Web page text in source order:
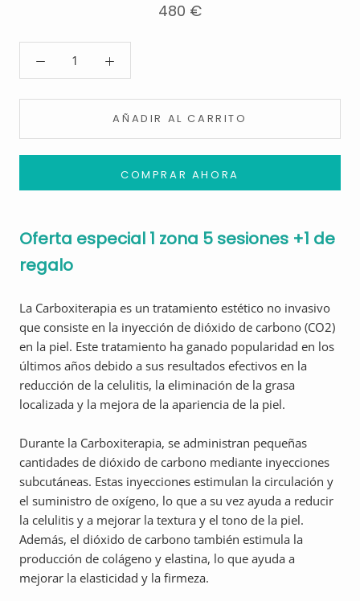
480 €
AÑADIR AL CARRITO
COMPRAR AHORA
Oferta especial 1 zona 5 sesiones +1 de
regalo
La Carboxiterapia es un tratamiento estético no invasivo
que consiste en la inyección de dióxido de carbono (CO2)
en la piel. Este tratamiento ha ganado popularidad en los
últimos años debido a sus resultados efectivos en la
reducción de la celulitis, la eliminación de la grasa
localizada y la mejora de la apariencia de la piel.
Durante la Carboxiterapia, se administran pequeñas
cantidades de dióxido de carbono mediante inyecciones
subcutáneas. Estas inyecciones estimulan la circulación y
el suministro de oxígeno, lo que a su vez ayuda a reducir
la celulitis y a mejorar la textura y el tono de la piel.
Además, el dióxido de carbono también estimula la
producción de colágeno y elastina, lo que ayuda a
mejorar la elasticidad y la firmeza.